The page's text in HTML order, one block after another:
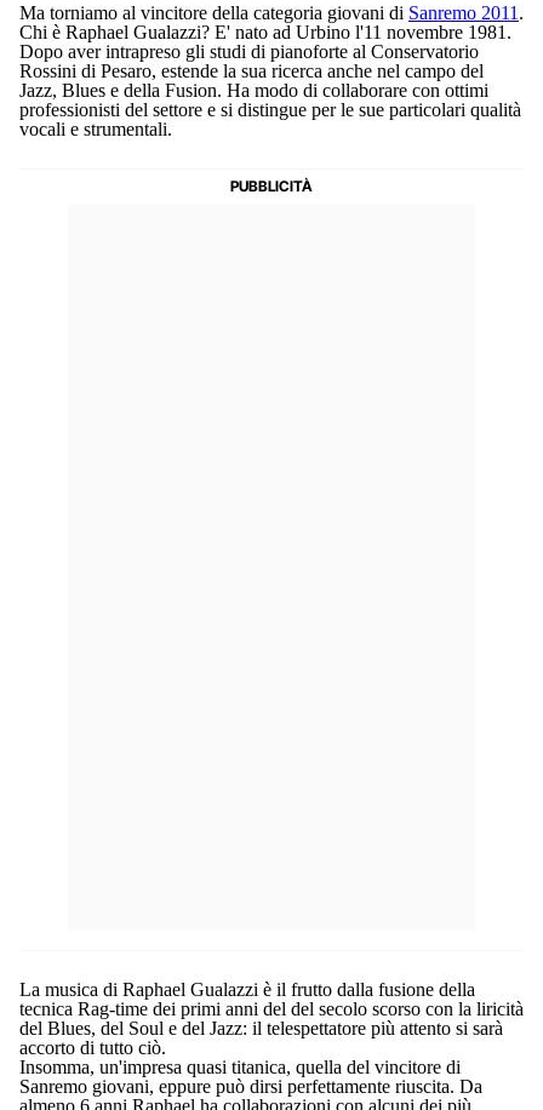
Ma torniamo al vincitore della categoria giovani di Sanremo 2011 .
Chi è Raphael Gualazzi? E' nato ad Urbino l'11 novembre 1981.
Dopo aver intrapreso gli studi di pianoforte al Conservatorio
Rossini di Pesaro, estende la sua ricerca anche nel campo del
Jazz, Blues e della Fusion. Ha modo di collaborare con ottimi
professionisti del settore e si distingue per le sue particolari qualità
vocali e strumentali.
La musica di Raphael Gualazzi è il frutto dalla fusione della
tecnica Rag-time dei primi anni del del secolo scorso con la liricità
del Blues, del Soul e del Jazz: il telespettatore più attento si sarà
accorto di tutto ciò.
Insomma, un'impresa quasi titanica, quella del vincitore di
Sanremo giovani, eppure può dirsi perfettamente riuscita. Da
almeno 6 anni Raphael ha collaborazioni con alcuni dei più